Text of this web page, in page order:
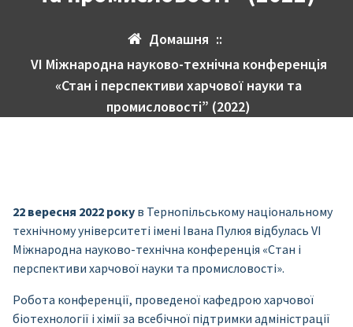
Домашня ::
VІ Міжнародна науково-технічна конференція
«Стан і перспективи харчової науки та
промисловості” (2022)
22 вересня 2022 року в Тернопільському національному
технічному університеті імені Івана Пулюя відбулась VІ
Міжнародна науково-технічна конференція «Стан і
перспективи харчової науки та промисловості».
Робота конференції, проведеної кафедрою харчової
біотехнології і хімії за всебічної підтримки адміністрації